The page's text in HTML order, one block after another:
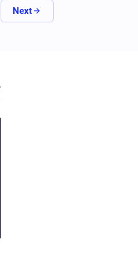
Nextarrow_forward